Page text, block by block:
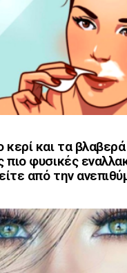
και τα
φυσικές
από την